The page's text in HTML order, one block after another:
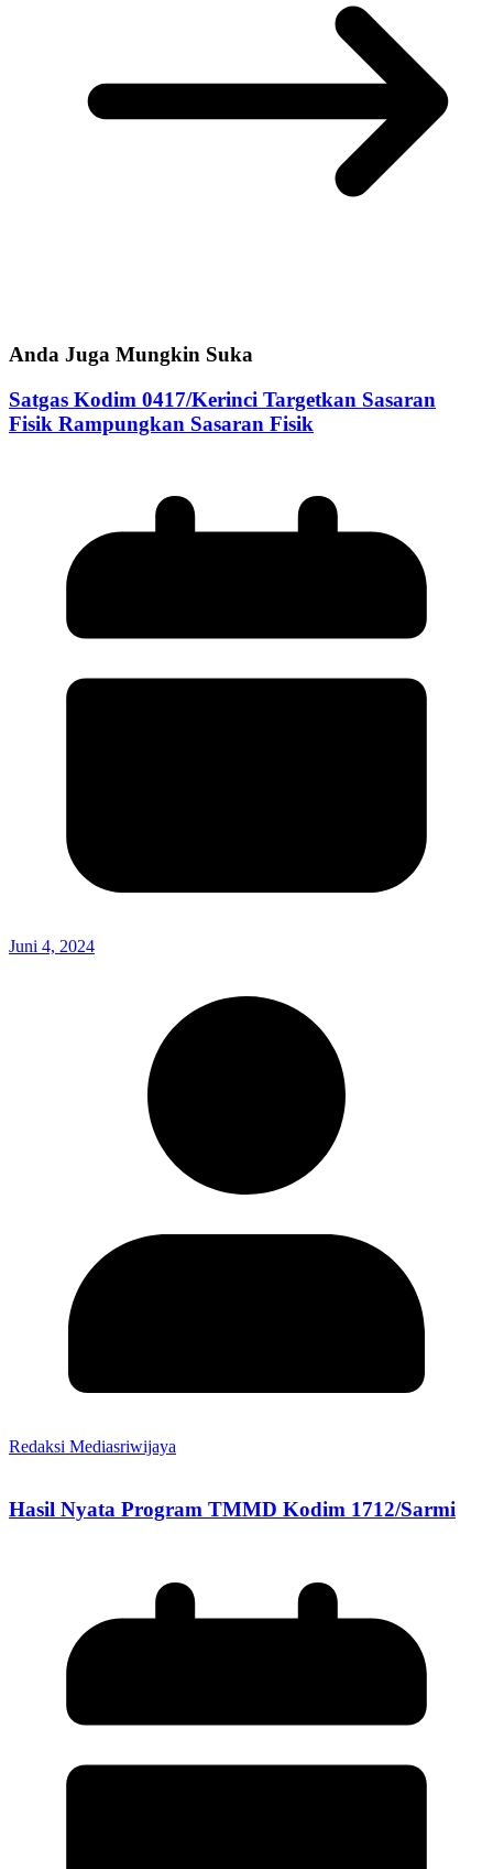
Anda Juga Mungkin Suka
Satgas Kodim 0417/Kerinci Targetkan Sasaran
Fisik Rampungkan Sasaran Fisik
Juni 4, 2024
Redaksi Mediasriwijaya
Hasil Nyata Program TMMD Kodim 1712/Sarmi